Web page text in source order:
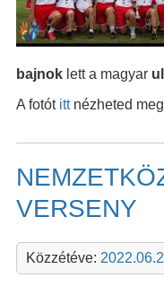
bajnoklett a magyar
A fotót ittnézheted
VERSENY
Közzétéve: